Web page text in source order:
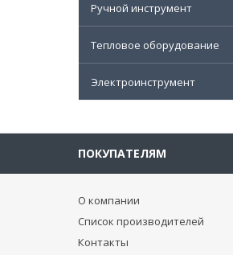
Ручной инструмент
Тепловое оборудование
Электроинструмент
ПОКУПАТЕЛЯМ
О компании
Список производителей
Контакты